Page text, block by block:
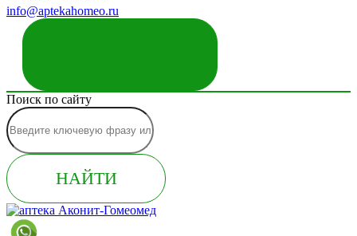
info@aptekahomeo.ru
Поиск по сайту
НАЙТИ